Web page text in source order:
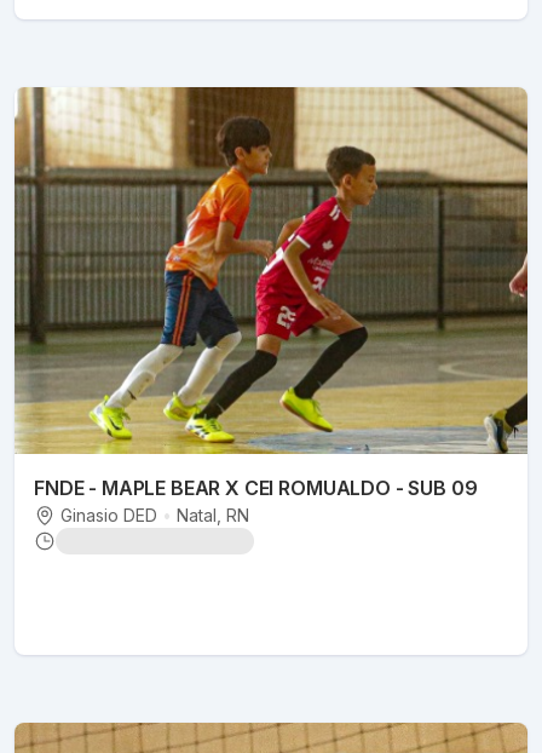
FNDE - MAPLE BEAR X CEI ROMUALDO - SUB 09
Ginasio DED • Natal , RN